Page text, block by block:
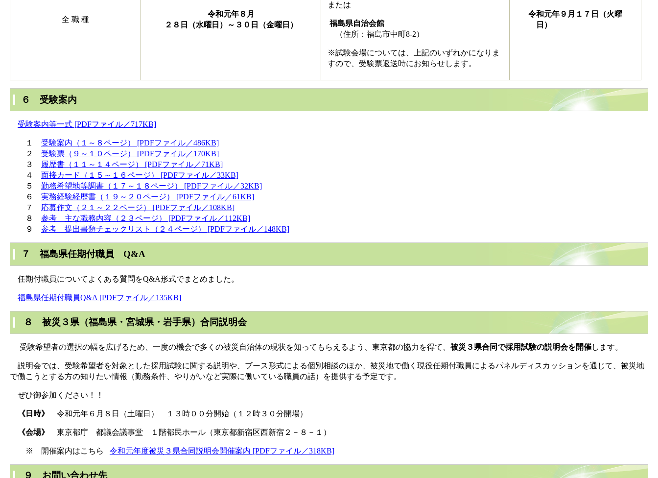
全 職 種
令和元年８月
２８日（水曜日）～３０日（金曜日）
または
福島県自治会館
（住所：福島市中町8-2）
※試験会場については、上記のいずれかになりま
すので、受験票返送時にお知らせします。
令和元年９月１７日
（火曜
日）
６ 受験案内
受験案内等一式 [PDFファイル／717KB]
１ 受験案内（１～８ページ） [PDFファイル／486KB]
２ 受験票（９～１０ページ） [PDFファイル／170KB]
３
履歴書（１１～１４ページ） [PDFファイル／71KB]
４ 面接カード（１５～１６ページ） [PDFファイル／33KB]
５ 勤務希望地等調書（１７～１８ページ） [PDFファイル／32KB]
６ 実務経験経歴書（１９～２０ページ） [PDFファイル／61KB]
７ 応募作文（２１～２２ページ） [PDFファイル／108KB]
８ 参考 主な職務内容（２３ページ） [PDFファイル／112KB]
９ 参考 提出書類チェックリスト（２４ページ） [PDFファイル／148KB]
７ 福島県任期付職員 Q&A
任期付職員についてよくある質問をQ&A形式でまとめました。
福島県任期付職員Q&A [PDFファイル／135KB]
８ 被災３県（福島県・宮城県・岩手県）合同説明会
受験希望者の選択の幅を広げるため、一度の機会で多くの被災自治体の現状を知ってもらえるよう、東京都の協力を得て、 被災３県合同で採用試験の説明会を開催します。
説明会では、受験希望者を対象とした採用試験に関する説明や、ブース形式による個別相談のほか、被災地で働く現役任期付職員によるパネルディスカッションを通じて、被災地
で働こうとする方の知りたい情報（勤務条件、やりがいなど実際に働いている職員の話）を提供する予定です。
ぜひ御参加ください！！
《日時》 令和元年６月８日（土曜日） １３時００分開始（１２時３０分開場）
《会場》 東京都庁 都議会議事堂 １階都民ホール（東京都新宿区西新宿２－８－１）
※ 開催案内はこちら 令和元年度被災３県合同説明会開催案内 [PDFファイル／318KB]
９ お問い合わせ先